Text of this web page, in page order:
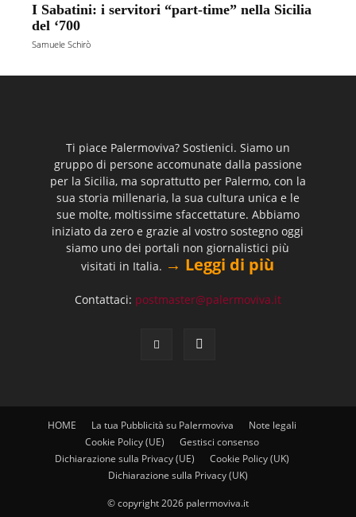
I Sabatini: i servitori “part-time” nella Sicilia
del ‘700
Samuele Schirò
Ti piace Palermoviva? Sostienici. Siamo un
gruppo di persone accomunate dalla passione
per la Sicilia, ma soprattutto per Palermo, con la
sua storia millenaria, la sua cultura unica e le
sue molte, moltissime sfaccettature. Abbiamo
iniziato da zero e grazie al vostro sostegno oggi
siamo uno dei portali non giornalistici più
visitati in Italia. → Leggi di più
Contattaci: postmaster@palermoviva.it
HOME La tua Pubblicità su Palermoviva
Note legali
Cookie Policy (UE)
Gestisci consenso
Dichiarazione sulla Privacy (UE)
Cookie Policy (UK)
Dichiarazione sulla Privacy (UK)
© copyright 2026 palermoviva.it